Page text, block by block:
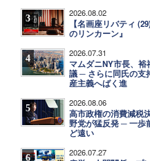
3 2026.08.02
【名画座リバティ
のリンカーン』
4 2026.07.31
マムダニNY市長、
議 ─ さらに同氏の支
産主義へばく進
5 2026.08.06
高市政権の消費減税
野党が猛反発 ─ 一歩
ど遠い
6 2026.07.27